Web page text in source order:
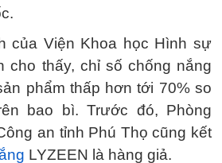
của Viện Khoa học Hình sự
cho thấy, chỉ số chống nắng
phẩm thấp hơn tới 70% so
bao bì. Trước đó, Phòng
an tỉnh Phú Thọ cũng kết
LYZEEN là hàng giả.